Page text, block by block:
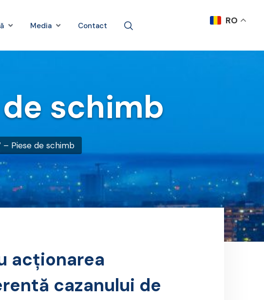
Media Contact
schimb
– Piese de schimb
acţionarea
cazanului de
RO